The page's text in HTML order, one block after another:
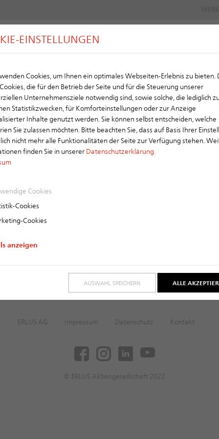
DACH
| Presse
106 | 84088 Neufahrn/NB
+49 8773 18-140
www.erlus.com
ERLUS AG Impressum Datenschutz Kontakt
© ERLUS Aktiengesellschaft 2022
EINSTELLUNGEN
Cookies, um Ihnen ein optimales Webseiten-Erlebnis zu bieten.
die für den Betrieb der Seite und für die Steuerung unserer
Unternehmensziele notwendig sind, sowie solche, die lediglich
Statistikzwecken, für Komforteinstellungen oder zur Anzeige
Inhalte genutzt werden. Sie können selbst entscheiden, welche
Sie zulassen möchten. Bitte beachten Sie, dass auf Basis Ihrer
nicht mehr alle Funktionalitäten der Seite zur Verfügung stehen.
finden Sie in unserer Datenschutzerklärung.
Cookies
Cookies
Cookies
anzeigen
AUSWAHL SPEICHERN ALLE